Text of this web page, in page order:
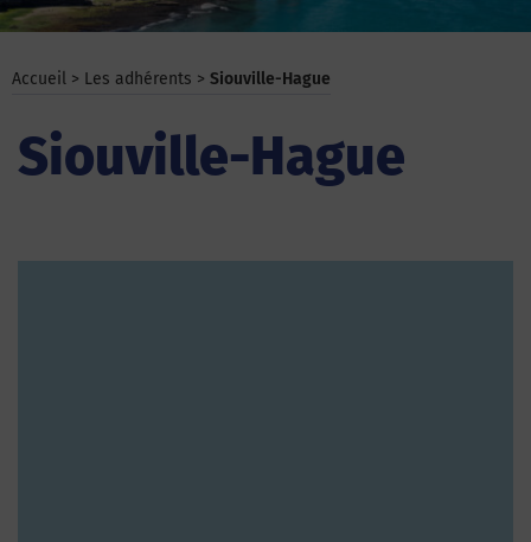
Accueil > Les adhérents > Siouville-Hague
Siouville-Hague